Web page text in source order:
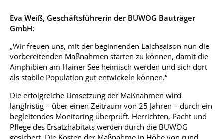
Eva Weiß, Geschäftsführerin der BUWOG Bauträger
GmbH:
„Wir freuen uns, mit der beginnenden Laichsaison nun die
vorbereitenden Maßnahmen starten zu können, damit die
Amphibien am Hainer See heimisch werden und sich dort
als stabile Population gut entwickeln können.“
Die erfolgreiche Umsetzung der Maßnahmen wird
langfristig – über einen Zeitraum von 25 Jahren – durch ein
begleitendes Monitoring überprüft. Herrichten, Pacht und
Pflege des Ersatzhabitats werden durch die BUWOG
gesichert. Die Kosten der Maßnahme in Höhe von rund